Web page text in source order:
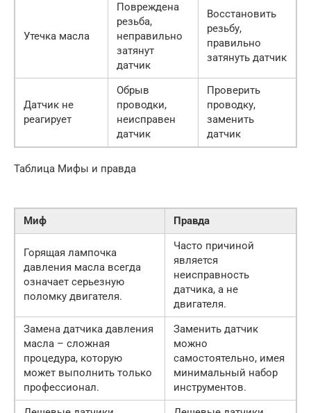
Утечка масла
Повреждена
резьба,
неправильно
затянут
датчик
Восстановить
резьбу,
правильно
затянуть датчик
Датчик не
реагирует
Обрыв
проводки,
неисправен
датчик
Проверить
проводку,
заменить
датчик
Таблица Мифы и правда
Миф Правда
Горящая лампочка
давления масла всегда
означает серьезную
поломку двигателя.
Часто причиной
является
неисправность
датчика, а не
двигателя.
Замена датчика давления
масла – сложная
процедура, которую
может выполнить только
профессионал.
Заменить датчик
можно
самостоятельно, имея
минимальный набор
инструментов.